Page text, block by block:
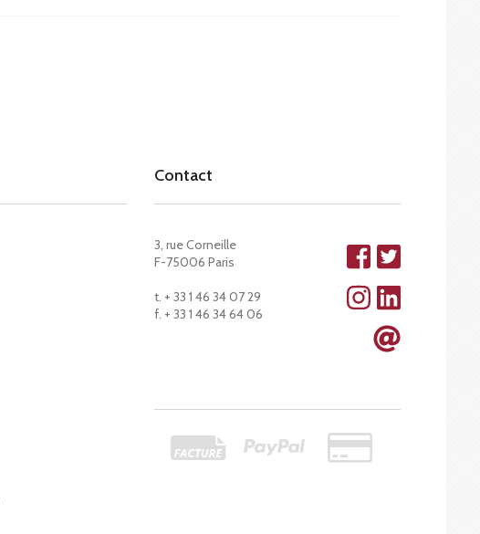
Contact
3, rue Corneille
F-75006 Paris
t. + 33 1 46 34 07 29
f. + 33 1 46 34 64 06